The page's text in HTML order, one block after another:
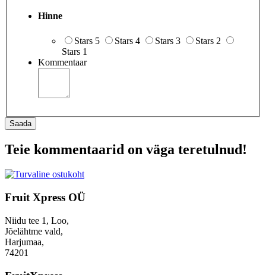
Hinne
Stars 5 Stars 4 Stars 3
Stars 2
Stars 1
Kommentaar
Saada
Teie kommentaarid on väga teretulnud!
Fruit Xpress OÜ
Niidu tee 1, Loo,
Jõelähtme vald,
Harjumaa,
74201